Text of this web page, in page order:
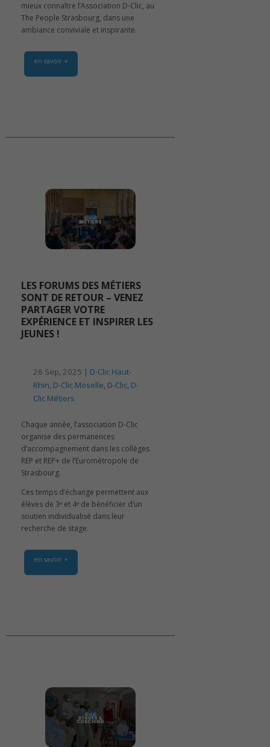
mieux connaître l’Association D-Clic, au
The People Strasbourg, dans une
ambiance conviviale et inspirante.
en savoir +
LES FORUMS DES MÉTIERS
SONT DE RETOUR – VENEZ
PARTAGER VOTRE
EXPÉRIENCE ET INSPIRER LES
JEUNES !
26 Sep, 2025 | D-Clic Haut-
Rhin D-Clic Moselle D-Clic D-
Clic Métiers
Chaque année, l’association D-Clic
organise des permanences
d’accompagnement dans les collèges
REP et REP+ de l’Eurométropole de
Strasbourg.
Ces temps d’échange permettent aux
élèves de 3ᵉ et 4ᵉ de bénéficier d’un
soutien individualisé dans leur
recherche de stage.
en savoir +